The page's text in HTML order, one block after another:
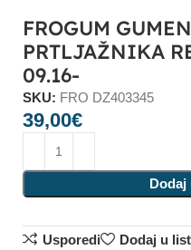
FROGUM
PRTLJAŽNIKA
09.16-
SKU: FRO DZ403345
39,00€
Dodaj
Usporedi
Dodaj u